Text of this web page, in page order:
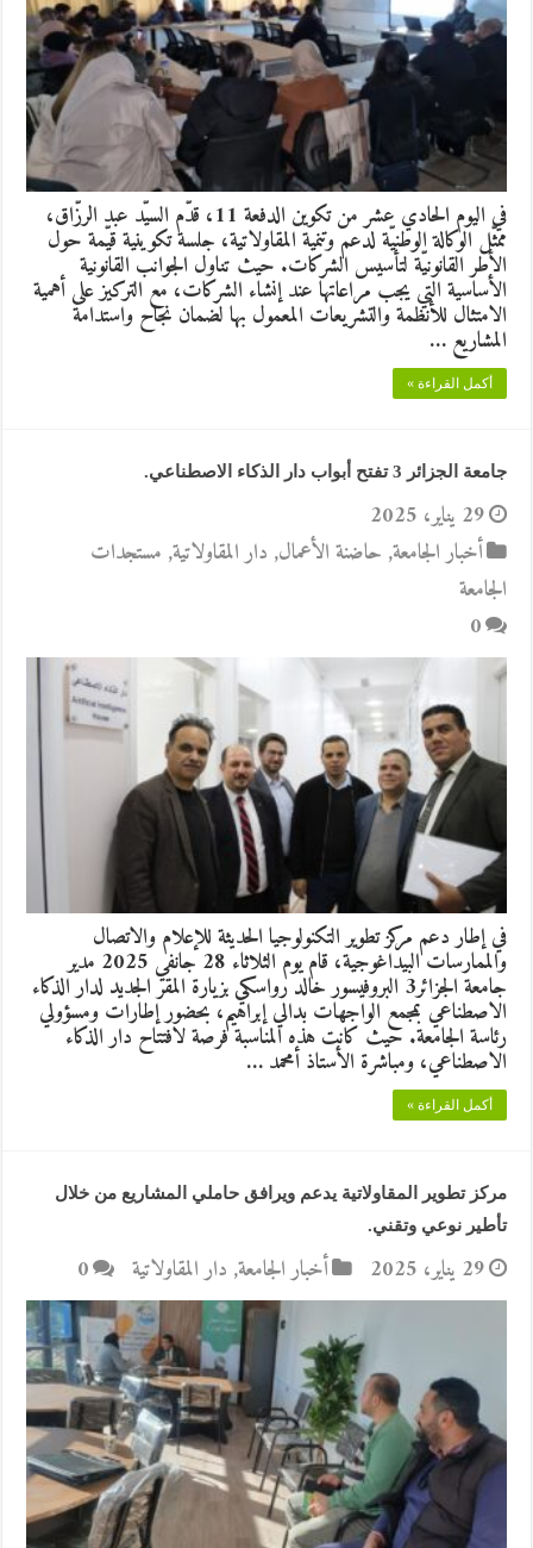
في اليوم الحادي عشر من تكوين الدفعة 11، قدّم السيّد عبد الرزّاق،
ممثّل الوكالة الوطنيّة لدعم وتنمية المقاولاتية، جلسة تكوينية قيّمة حول
الأطر القانونيّة لتأسيس الشركات. حيث تناول الجوانب القانونية
الأساسية التي يجب مراعاتها عند إنشاء الشركات، مع التركيز على أهمية
الامتثال للأنظمة والتشريعات المعمول بها لضمان نجاح واستدامة
المشاريع …
أكمل القراءة »
جامعة الجزائر 3 تفتح أبواب دار الذكاء الاصطناعي.
29 يناير، 2025
أخبار الجامعة, حاضنة الأعمال, دار المقاولاتية, مستجدات
الجامعة
0
في إطار دعم مركز تطوير التكنولوجيا الحديثة للإعلام والاتصال
والممارسات البيداغوجية، قام يوم الثلاثاء 28 جانفي 2025 مدير
جامعة الجزائر3 البروفيسور خالد رواسكي بزيارة المقر الجديد لدار الذكاء
الاصطناعي بمجمع الواجهات بدالي إبراهيم، بحضور إطارات ومسؤولي
رئاسة الجامعة. حيث كانت هذه المناسبة فرصة لافتتاح دار الذكاء
الاصطناعي، ومباشرة الأستاذ أمحمد …
أكمل القراءة »
مركز تطوير المقاولاتية يدعم ويرافق حاملي المشاريع من خلال
تأطير نوعي وتقني.
29 يناير، 2025 أخبار الجامعة, دار المقاولاتية 0